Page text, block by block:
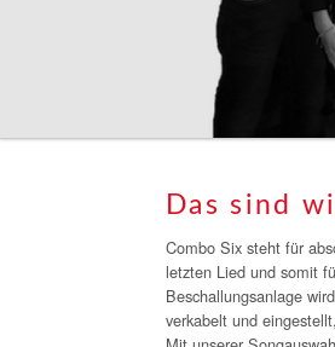
Das sind
Combo Six steht für
letzten Lied und somit
Beschallungsanlage
verkabelt und